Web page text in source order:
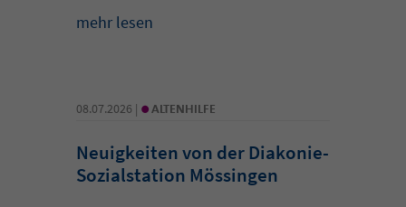
mehr lesen
08.07.2026 | • ALTENHILFE
Neuigkeiten von der Diakonie-
Sozialstation Mössingen